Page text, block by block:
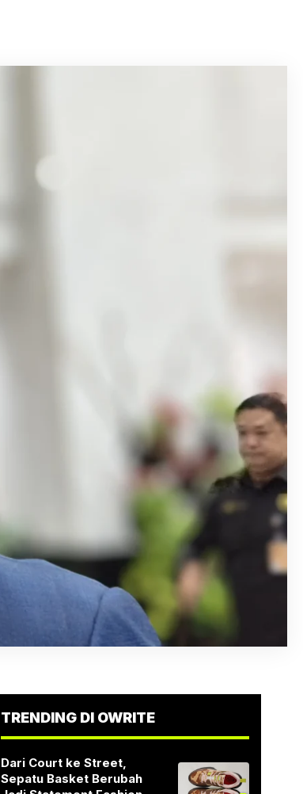
TRENDING DI OWRITE
Dari Court ke Street,
Sepatu Basket Berubah